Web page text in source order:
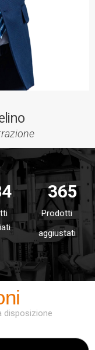
365
Prodotti
aggiustati
disposizione